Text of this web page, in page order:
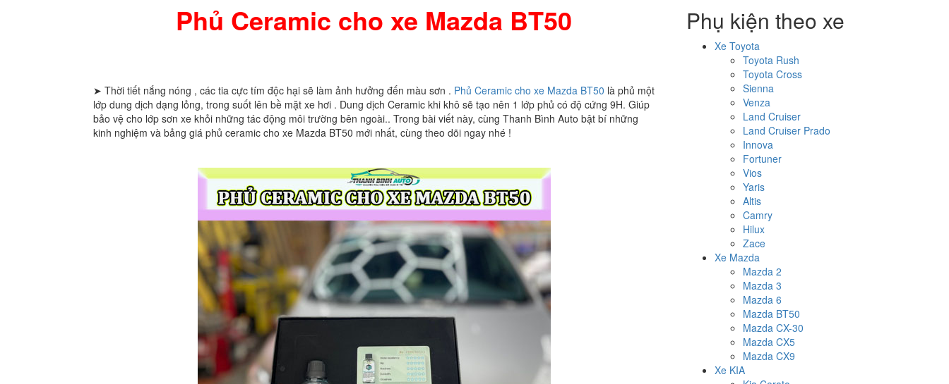
Phủ Ceramic cho xe Mazda BT50
➤ Thời tiết nắng nóng , các tia cực tím độc hại sẽ làm ảnh hưởng đến màu sơn . Phủ Ceramic cho xe Mazda BT50 là phủ một
lớp dung dịch dạng lỏng, trong suốt lên bề mặt xe hơi . Dung dịch Ceramic khi khô sẽ tạo nên 1 lớp phủ có độ cứng 9H. Giúp
bảo vệ cho lớp sơn xe khỏi những tác động môi trường bên ngoài.. Trong bài viết này, cùng Thanh Bình Auto bật bí những
kinh nghiệm và bảng giá phủ ceramic cho xe Mazda BT50 mới nhất, cùng theo dõi ngay nhé !
Phụ kiện theo xe
Xe Toyota
Toyota Rush
Toyota Cross
Sienna
Venza
Land Cruiser
Land Cruiser Prado
Innova
Fortuner
Vios
Yaris
Altis
Camry
Hilux
Zace
Xe Mazda
Mazda 2
Mazda 3
Mazda 6
Mazda BT50
Mazda CX-30
Mazda CX5
Mazda CX9
Xe KIA